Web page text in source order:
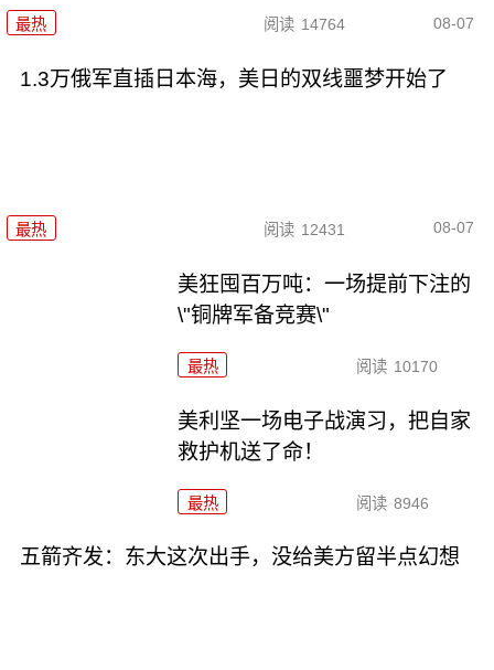
最热 阅读 14764 08-07
1.3万俄军直插日本海，美日的双线噩梦开始了
最热 阅读 12431 08-07
美狂囤百万吨：一场提前下注的
\"铜牌军备竞赛\"
最热 阅读 10170
美利坚一场电子战演习，把自家
救护机送了命！
最热 阅读 8946
五箭齐发：东大这次出手，没给美方留半点幻想